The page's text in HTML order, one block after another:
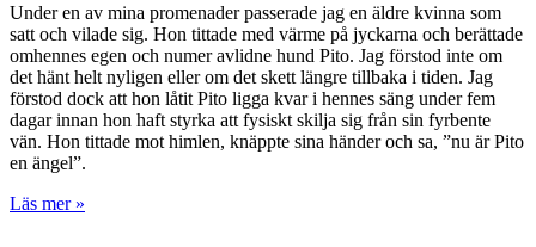
Under en av mina promenader passerade jag en äldre kvinna som
satt och vilade sig. Hon tittade med värme på jyckarna och berättade
omhennes egen och numer avlidne hund Pito. Jag förstod inte om
det hänt helt nyligen eller om det skett längre tillbaka i tiden. Jag
förstod dock att hon låtit Pito ligga kvar i hennes säng under fem
dagar innan hon haft styrka att fysiskt skilja sig från sin fyrbente
vän. Hon tittade mot himlen, knäppte sina händer och sa, ”nu är Pito
en ängel”.
Läs mer »